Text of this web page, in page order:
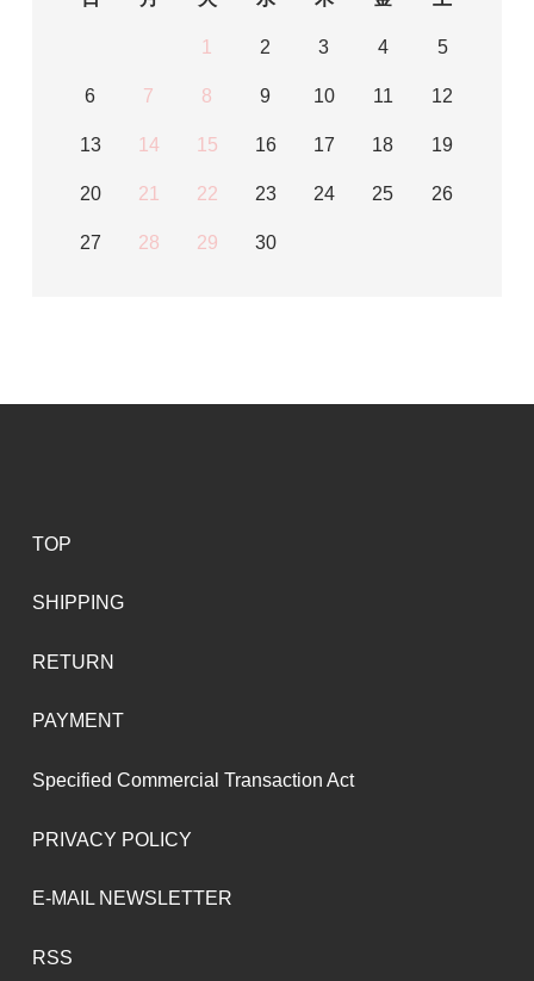
1 2 3 4 5
6 7 8 9 10 11 12
13 14 15 16 17 18 19
20 21 22 23 24 25 26
27 28 29 30
TOP
SHIPPING
RETURN
PAYMENT
Specified Commercial Transaction Act
PRIVACY POLICY
E-MAIL NEWSLETTER
RSS